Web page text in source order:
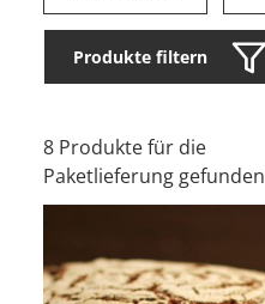
Produkte filtern
8 Produkte für die
Paketlieferung gefunden